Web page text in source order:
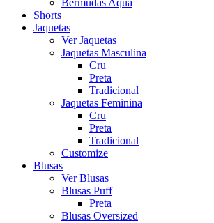
Bermudas Aqua
Shorts
Jaquetas
Ver Jaquetas
Jaquetas Masculina
Cru
Preta
Tradicional
Jaquetas Feminina
Cru
Preta
Tradicional
Customize
Blusas
Ver Blusas
Blusas Puff
Preta
Blusas Oversized